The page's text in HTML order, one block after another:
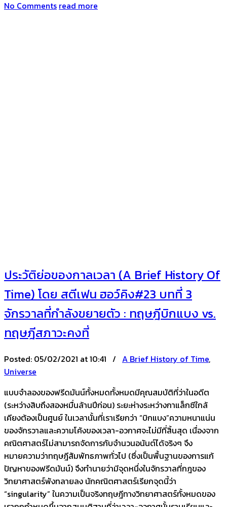
No Comments read more
ประวัติย่อของกาลเวลา (A Brief History Of
Time) โดย สตีเฟน ฮอว์คิง#23 บทที่ 3
จักรวาลที่กำลังขยายตัว : ทฤษฎีบิกแบง vs.
ทฤษฎีสภาวะคงที่
Posted: 05/02/2021 at 10:41 / A Brief History of Time,
Universe
แบบจำลองของฟรีดมันน์ทั้งหมดทั้งหมดมีคุณสมบัติที่ว่าในอดีต
(ระหว่างสิบถึงสองหมื่นล้านปีก่อน) ระยะห่างระหว่างกาแล็กซีใกล้
เคียงต้องเป็นศูนย์ ในเวลานั้นที่เราเรียกว่า “บิกแบง”ความหนาแน่น
ของจักรวาลและความโค้งของเวลา-อวกาศจะไม่มีที่สิ้นสุด เนื่องจาก
คณิตศาสตร์ไม่สามารถจัดการกับจำนวนอนันต์ได้จริงๆ จึง
หมายความว่าทฤษฎีสัมพัทธภาพทั่วไป (ซึ่งเป็นพื้นฐานของการแก้
ปัญหาของฟรีดมันน์) จึงทำนายว่ามีจุดหนึ่งในจักรวาลที่กฎของ
วิทยาศาสตร์พังทลายลง นักคณิตศาสตร์เรียกจุดนี้ว่า
“singularity” ในความเป็นจริงทฤษฎีทางวิทยาศาสตร์ทั้งหมดของ